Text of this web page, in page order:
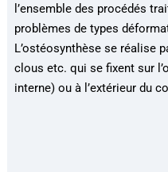
l’ensemble des procédés
problèmes de types
L’ostéosynthèse se réalise
clous etc. qui se fixent sur
interne) ou à l’extérieur du